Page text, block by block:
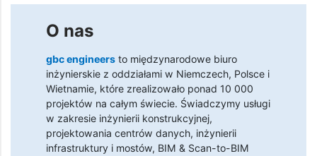
O nas
gbc engineers to międzynarodowe biuro
inżynierskie z oddziałami w Niemczech, Polsce i
Wietnamie, które zrealizowało ponad 10 000
projektów na całym świecie. Świadczymy usługi
w zakresie inżynierii konstrukcyjnej,
projektowania centrów danych, inżynierii
infrastruktury i mostów, BIM & Scan-to-BIM